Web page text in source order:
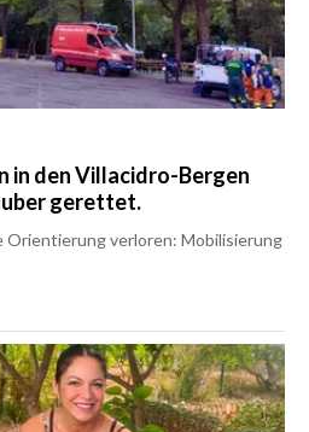
in den Villacidro-Bergen
gerettet.
Orientierung verloren: Mobilisierung